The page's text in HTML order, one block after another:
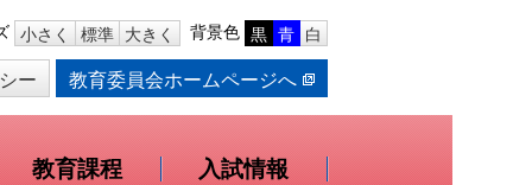
小さく 標準 大きく 背景色 黒 青 白
ー 教育委員会ホームページへ
教育課程 入試情報